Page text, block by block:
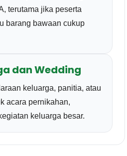
terutama jika peserta
barang bawaan cukup
dan Wedding
keluarga, panitia, atau
acara pernikahan,
keluarga besar.